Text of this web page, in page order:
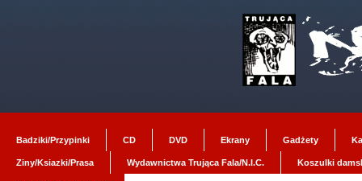
Badziki/Przypinki CD DVD Ekrany Gadżety
Ziny/Ksiazki/Prasa Wydawnictwa Trująca Fala/N.I.C. Koszulki